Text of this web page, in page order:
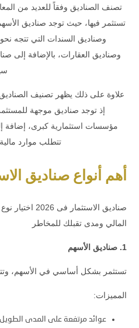
تصنف الصناديق وفقاً للعديد من
تستثمر فيها، حيث توجد صناديق
وصناديق السندات التي تتجه
وصناديق العقارات، بالإضافة إلى
علاوة على ذلك يظهر تصنيف
إذ توجد صناديق موجهة
مؤسسات استثمارية كبرى، إضافة
تتطلب موارد
أهم أنواع صناديق
صناديق
المالي ومدى تقبلك للمخاطر
1. صناديق الأسهم
تستثمر بشكل أساسي في الأسهم،
المميزات:
عوائد مرتفعة على المدى الطويل